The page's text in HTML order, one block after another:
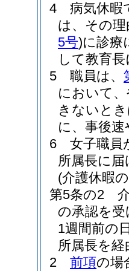
4
病気休暇
は、その
5号)に診療
して教育
5
職員は、
において
きないと
に、事後
6
女子職員
所属長に
(介護休暇
第5条の2
の承認を
1週間前の
所属長を
2
前項の場